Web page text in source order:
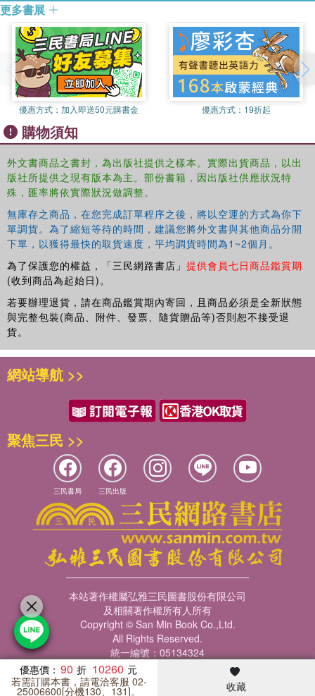
made a meaningful use of history and contrasts this with
how a misreading of Hegel has led to an abuse of history
and an uncritical flight to the future. This is not an
armchair history but a lively discussion of our place
between past and future that promotes thinking for
making.
更多書展
優惠方式： 加入即送50元購書金 優惠方式： 19折起
購物須知
外文書商品之書封，為出版社提供之樣本。實際出貨商品，以出
版社所提供之現有版本為主。部份書籍，因出版社供應狀況特
殊，匯率將依實際狀況做調整。
無庫存之商品，在您完成訂單程序之後，將以空運的方式為你下
單調貨。為了縮短等待的時間，建議您將外文書與其他商品分開
下單，以獲得最快的取貨速度，平均調貨時間為1~2個月。
為了保護您的權益，「三民網路書店」 提供會員七日商品鑑賞期
(收到商品為起始日)。
若要辦理退貨，請在商品鑑賞期內寄回，且商品必須是全新狀態
與完整包裝(商品、附件、發票、隨貨贈品等)否則恕不接受退
貨。
優惠價： 90 10260
若需訂購本書，請電洽客服 02-
25006600[分機130、131]。 收藏
暢銷榜 客服中心 瀏覽紀錄
網站導航 >>
聚焦三民 >>
三民書局 三民出版
本站著作權屬弘雅三民圖書股份有限公司
及相關著作權所有人所有
Copyright © San Min Book Co.,Ltd.
All Rights Reserved.
統一編號：05134324